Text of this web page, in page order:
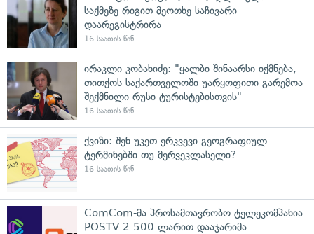
საქმეზე რიგით მეოთხე საჩივარი
დაარეგისტრირა
16 საათის წინ
ირაკლი კობახიძე: "ყალბი შინაარსი იქმნება,
თითქოს საქართველოში უარყოფითი გარემოა
შექმნილი რუსი ტურისტებისთვის"
16 საათის წინ
ქვიზი: შენ უკეთ ერკვევი გეოგრაფიულ
ტერმინებში თუ მერვეკლასელი?
16 საათის წინ
ComCom-მა პროსამთავრობო ტელეკომპანია
POSTV 2 500 ლარით დააჯარიმა